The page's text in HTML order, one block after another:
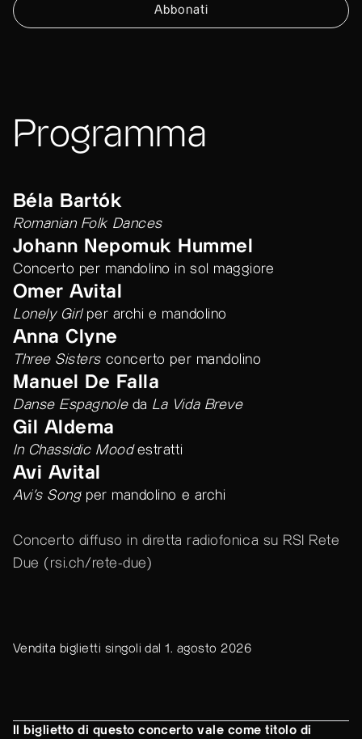
Abbonati
Programma
Béla Bartók
Romanian Folk Dances
Johann Nepomuk Hummel
Concerto per mandolino in sol maggiore
Omer Avital
Lonely Girlper archi e mandolino
Anna Clyne
Three Sisters concerto per mandolino
Manuel De Falla
Danse Espagnole da La Vida Breve
Gil Aldema
In Chassidic Moodestratti
Avi Avital
Avi's Song per mandolino e archi
Concerto diffuso in diretta radiofonica su RSI Rete
Due ( rsi.ch/rete-due)
Vendita biglietti singoli dal 1. agosto 2026
Il biglietto di questo concerto vale come titolo di